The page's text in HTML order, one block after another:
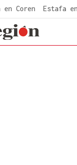
Coren Estafa